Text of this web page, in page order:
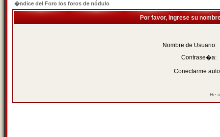
�ndice del Foro los foros de nódulo
Por favor, ingrese su
Nombre de Usuario:
Contrase�a:
Conectarme
He